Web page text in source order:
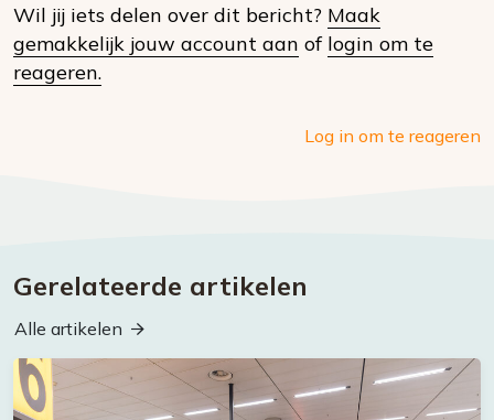
social
Wil jij iets delen over dit bericht? Maak
gemakkelijk jouw account aan of login om te
reageren.
Log in om te reageren
Gerelateerde artikelen
Alle artikelen